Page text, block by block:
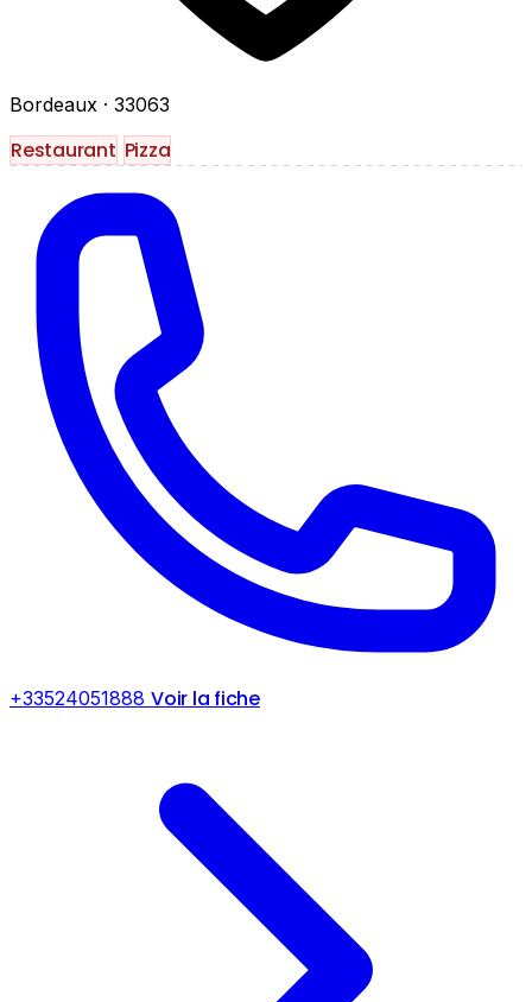
Bordeaux · 33063
Restaurant Pizza
+33524051888 Voir la fiche